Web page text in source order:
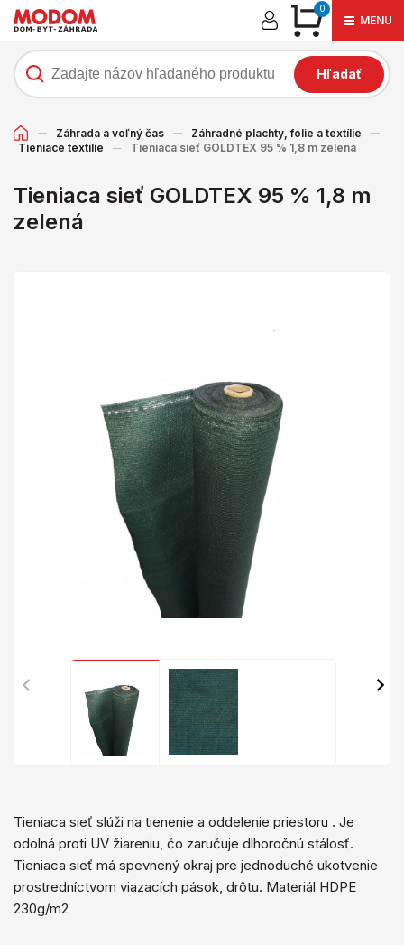
0
MENU
Hľadať
Záhrada a voľný čas
Záhradné plachty, fólie a textílie
Tieniace textílie
Tieniaca sieť GOLDTEX 95 % 1,8 m zelená
Tieniaca sieť GOLDTEX 95 % 1,8 m
zelená
Tieniaca sieť slúži na tienenie a oddelenie priestoru . Je
odolná proti UV žiareniu, čo zaručuje dlhoročnú stálosť.
Tieniaca sieť má spevnený okraj pre jednoduché ukotvenie
prostredníctvom viazacích pások, drôtu. Materiál HDPE
230g/m2